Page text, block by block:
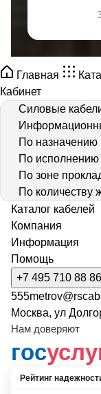
Главная
Кабинет
Силовые
По назначению
По исполнению
По зоне
По количеству
Каталог кабелей
Компания
Информация
Помощь
+7 495 710 88 86
Москва, ул
Нам доверяют
гос
Рейтинг